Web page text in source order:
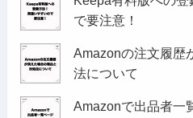
で要注意！
Amazonの注文履歴
法について
Amazonで出品者一